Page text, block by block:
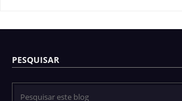
PESQUISAR